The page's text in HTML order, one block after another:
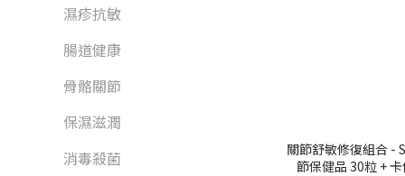
濕疹抗敏
腸道健康
骨骼關節
保濕滋潤
消毒殺菌
關節舒敏修復組合 -
節保健品 30粒 +